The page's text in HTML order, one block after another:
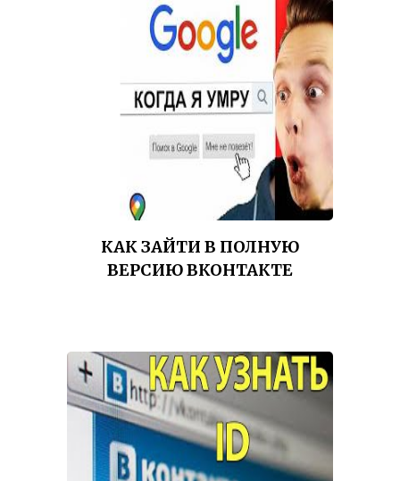
КАК ЗАЙТИ В ПОЛНУЮ
ВЕРСИЮ ВКОНТАКТЕ